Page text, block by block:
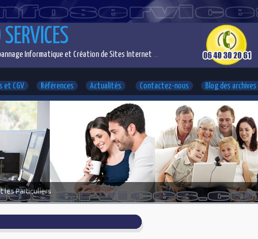
Informatique et Création de Sites Internet ...
et CGV Références Actualités Contactez-nous Blog des archives
les Particuliers